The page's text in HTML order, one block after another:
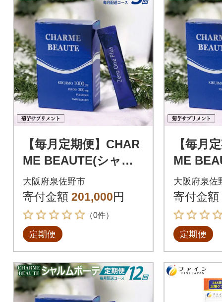
【毎月定期便】CHAR
ME BEAUTE(シャル
ム ボーテ)菊芋サプリ
メント 全3回
大阪府泉佐野市
寄付金額 201,000円
（0件）
定期便
【毎月
ME
ム ボー
メント
大阪府泉佐
寄付金額
定期便